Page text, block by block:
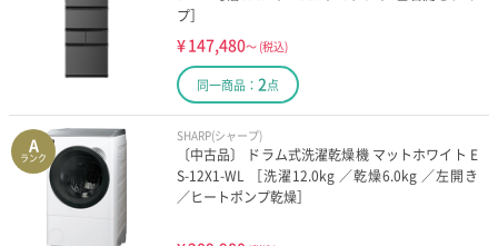
プ］
¥147,480～ (税込)
同一商品： 2点
A
ランク
SHARP(シャープ)
〔中古品〕 ドラム式洗濯乾燥機 マットホワイト E
S-12X1-WL ［洗濯12.0kg ／乾燥6.0kg ／左開き
／ヒートポンプ乾燥］